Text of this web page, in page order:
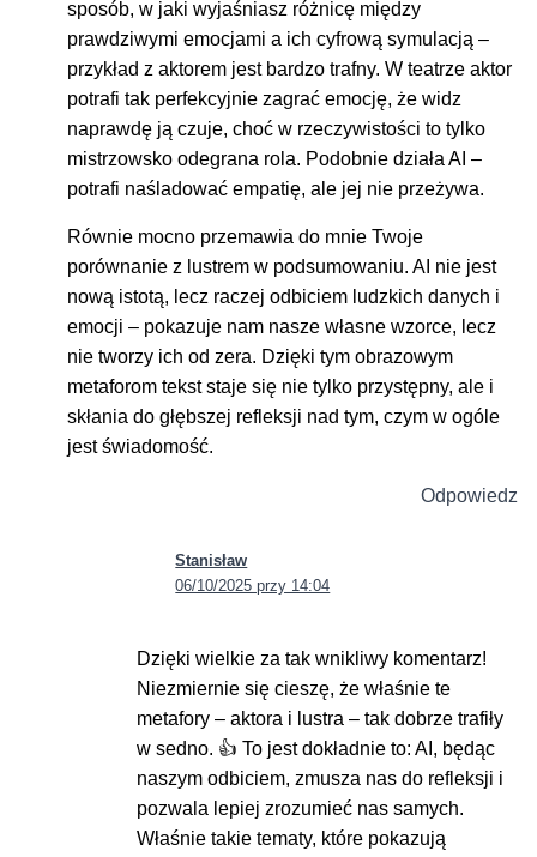
sposób, w jaki wyjaśniasz różnicę między
prawdziwymi emocjami a ich cyfrową symulacją –
przykład z aktorem jest bardzo trafny. W teatrze aktor
potrafi tak perfekcyjnie zagrać emocję, że widz
naprawdę ją czuje, choć w rzeczywistości to tylko
mistrzowsko odegrana rola. Podobnie działa AI –
potrafi naśladować empatię, ale jej nie przeżywa.
Równie mocno przemawia do mnie Twoje
porównanie z lustrem w podsumowaniu. AI nie jest
nową istotą, lecz raczej odbiciem ludzkich danych i
emocji – pokazuje nam nasze własne wzorce, lecz
nie tworzy ich od zera. Dzięki tym obrazowym
metaforom tekst staje się nie tylko przystępny, ale i
skłania do głębszej refleksji nad tym, czym w ogóle
jest świadomość.
Odpowiedz
Stanisław
06/10/2025 przy 14:04
Dzięki wielkie za tak wnikliwy komentarz!
Niezmiernie się cieszę, że właśnie te
metafory – aktora i lustra – tak dobrze trafiły
w sedno. 👍 To jest dokładnie to: AI, będąc
naszym odbiciem, zmusza nas do refleksji i
pozwala lepiej zrozumieć nas samych.
Właśnie takie tematy, które pokazują